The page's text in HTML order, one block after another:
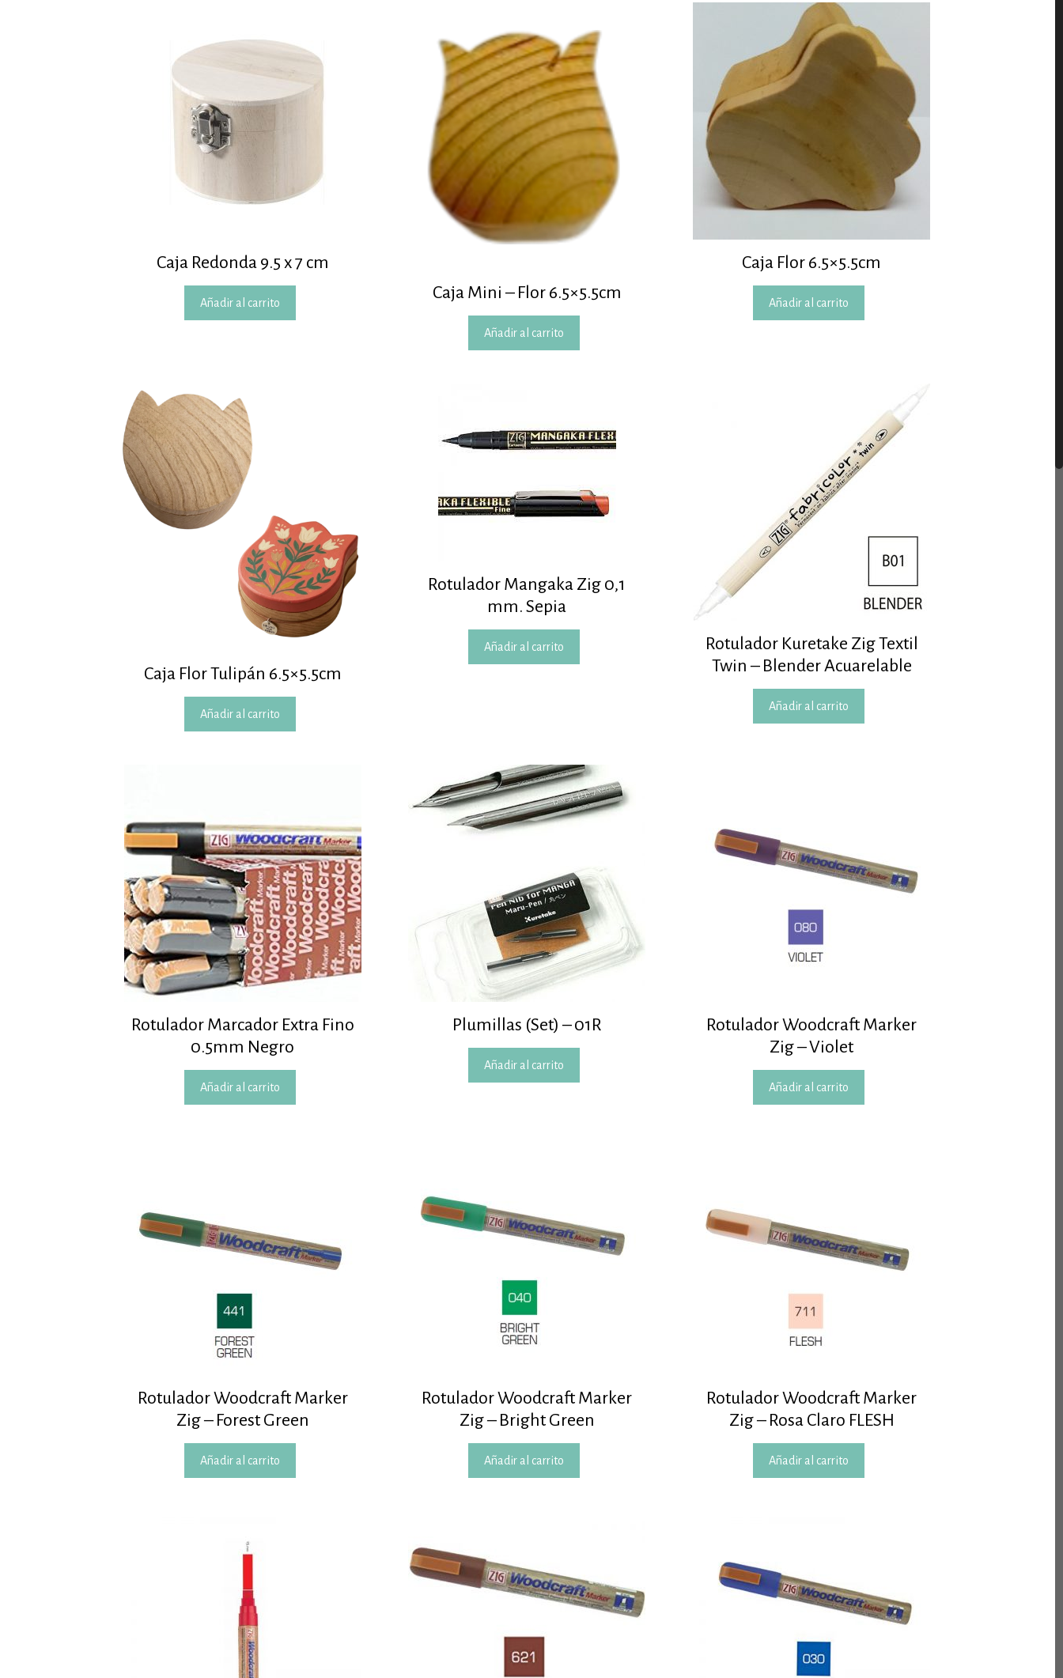
Caja Redonda 9.5 x 7 cm
Añadir al carrito
Caja Mini – Flor 6.5×5.5cm
Añadir al carrito
Caja Flor 6.5×5.5cm
Añadir al carrito
Caja Flor Tulipán 6.5×5.5cm
Añadir al carrito
Rotulador Mangaka Zig 0,1
mm. Sepia
Añadir al carrito
Rotulador Kuretake Zig Textil
Twin – Blender Acuarelable
Añadir al carrito
Rotulador Marcador Extra Fino
0.5mm Negro
Añadir al carrito
Plumillas (Set) – 01R
Añadir al carrito
Rotulador Woodcraft Marker
Zig – Violet
Añadir al carrito
Rotulador Woodcraft Marker
Zig – Forest Green
Añadir al carrito
Rotulador Woodcraft Marker
Zig – Bright Green
Añadir al carrito
Rotulador Woodcraft Marker
Zig – Rosa Claro FLESH
Añadir al carrito